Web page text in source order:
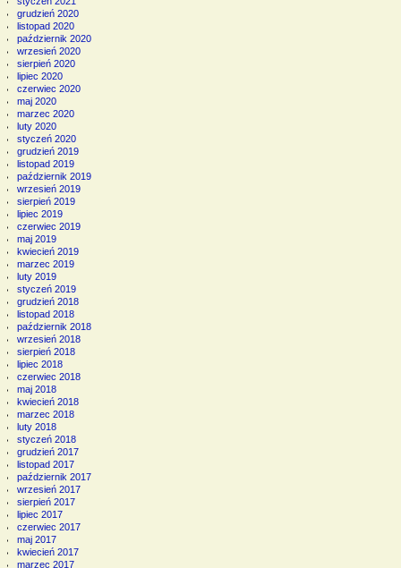
grudzień 2020
listopad 2020
październik 2020
wrzesień 2020
sierpień 2020
lipiec 2020
czerwiec 2020
maj 2020
marzec 2020
luty 2020
styczeń 2020
grudzień 2019
listopad 2019
październik 2019
wrzesień 2019
sierpień 2019
lipiec 2019
czerwiec 2019
maj 2019
kwiecień 2019
marzec 2019
luty 2019
styczeń 2019
grudzień 2018
listopad 2018
październik 2018
wrzesień 2018
sierpień 2018
lipiec 2018
czerwiec 2018
maj 2018
kwiecień 2018
marzec 2018
luty 2018
styczeń 2018
grudzień 2017
listopad 2017
październik 2017
wrzesień 2017
sierpień 2017
lipiec 2017
czerwiec 2017
maj 2017
kwiecień 2017
marzec 2017